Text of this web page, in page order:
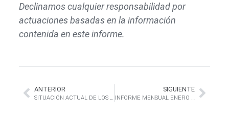
Declinamos cualquier responsabilidad por
actuaciones basadas en la información
contenida en este informe.
ANTERIOR
SITUACIÓN ACTUAL DE LOS CATALIZADORES DE LAS BOLSAS Y LOS BONOS
SIGUIENTE
INFORME MENSUAL ENERO 2024